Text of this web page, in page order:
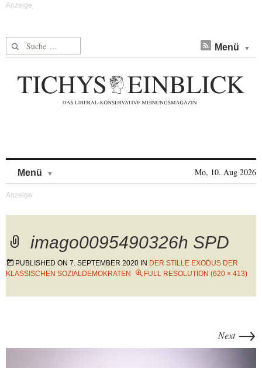
Suche nach: Menü
Menü Mo, 10. Aug 2026
imago0095490326h SPD
PUBLISHED ON 7. SEPTEMBER 2020 IN DER STILLE EXODUS DER
KLASSISCHEN SOZIALDEMOKRATEN
FULL RESOLUTION (620 × 413)
Next →